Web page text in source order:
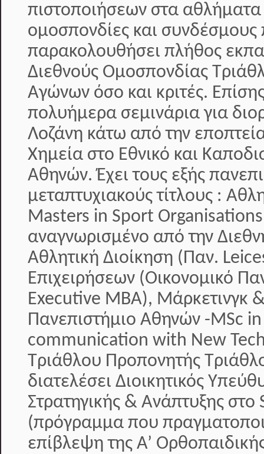
πιστοποιήσεων στα αθλήματα
ομοσπονδίες και συνδέσμους
παρακολουθήσει πλήθος
Διεθνούς Ομοσπονδίας
Αγώνων όσο και κριτές.
πολυήμερα σεμινάρια για
Λοζάνη κάτω από την
Χημεία στο Εθνικό και
Αθηνών. Έχει τους εξής
μεταπτυχιακούς τίτλους :
Masters in Sport
αναγνωρισμένο από την
Αθλητική Διοίκηση (Παν.
Επιχειρήσεων (Οικονομικό
Executive MBA), Μάρκετινγκ
Πανεπιστήμιο Αθηνών -MSc
communication with New
Τριάθλου Προπονητής
διατελέσει Διοικητικός
Στρατηγικής & Ανάπτυξης
(πρόγραμμα που
επίβλεψη της Α’